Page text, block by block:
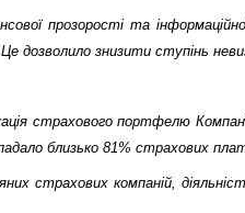
прозорості та
дозволило знизити ступінь
страхового портфелю
близько 81% страхових
страхових компаній,